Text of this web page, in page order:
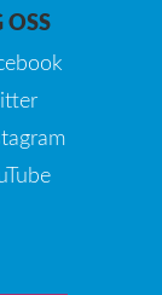
OSS